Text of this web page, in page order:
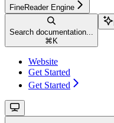
FineReader Engine
Search documentation...
⌘ K
Website
Get Started
Get Started